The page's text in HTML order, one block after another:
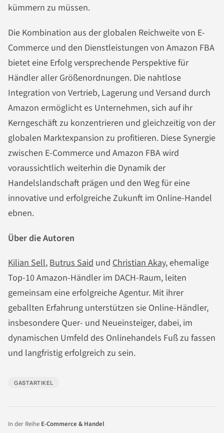
kümmern zu müssen.
Die Kombination aus der globalen Reichweite von E-
Commerce und den Dienstleistungen von Amazon FBA
bietet eine Erfolg versprechende Perspektive für
Händler aller Größenordnungen. Die nahtlose
Integration von Vertrieb, Lagerung und Versand durch
Amazon ermöglicht es Unternehmen, sich auf ihr
Kerngeschäft zu konzentrieren und gleichzeitig von der
globalen Marktexpansion zu profitieren. Diese Synergie
zwischen E-Commerce und Amazon FBA wird
voraussichtlich weiterhin die Dynamik der
Handelslandschaft prägen und den Weg für eine
innovative und erfolgreiche Zukunft im Online-Handel
ebnen.
Über die Autoren
Kilian Sell,Butrus Said und Christian Akay, ehemalige
Top-10 Amazon-Händler im DACH-Raum, leiten
gemeinsam eine erfolgreiche Agentur. Mit ihrer
geballten Erfahrung unterstützen sie Online-Händler,
insbesondere Quer- und Neueinsteiger, dabei, im
dynamischen Umfeld des Onlinehandels Fuß zu fassen
und langfristig erfolgreich zu sein.
GASTARTIKEL
In der Reihe E-Commerce & Handel